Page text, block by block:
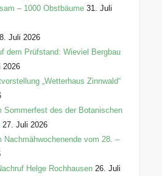
– 1000 Obstbäume 31. Juli
Juli 2026
dem Prüfstand: Wieviel Bergbau
2026
„Wetterhaus Zinnwald“
Sommerfest des der Botanischen
27. Juli 2026
Nachmähwochenende vom 28. –
Helge Rochhausen 26. Juli